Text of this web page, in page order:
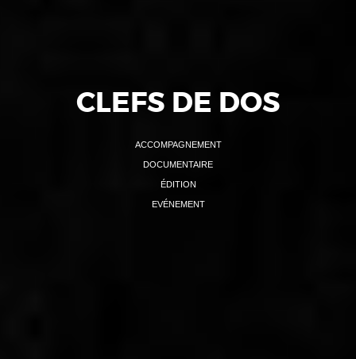
CLEFS DE DOS
ACCOMPAGNEMENT
DOCUMENTAIRE
ÉDITION
EVÉNEMENT